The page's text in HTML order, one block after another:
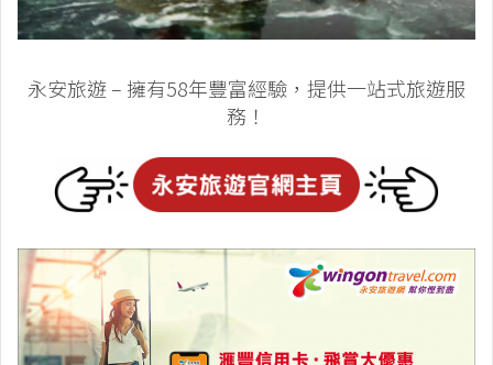
永安旅遊 – 擁有58年豐富經驗，提供一站式旅遊服
務！